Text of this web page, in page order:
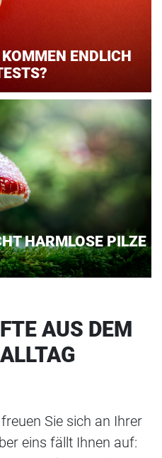
ENDLICH
HARMLOSE PILZE
AUS DEM
Sie sich an Ihrer
eins fällt Ihnen auf: